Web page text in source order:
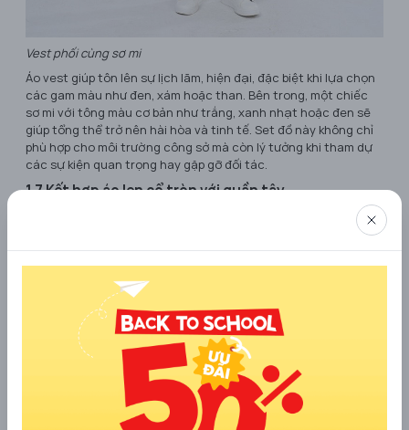
Vest phối cùng sơ mi
Áo vest giúp tôn lên sự lịch lãm, hiện đại, đặc biệt khi lựa chọn
các gam màu như đen, xám hoặc than. Bên trong, một chiếc
sơ mi với tông màu cơ bản như trắng, xanh nhạt hoặc đen sẽ
giúp tổng thể trở nên hài hòa và tinh tế. Set đồ này không chỉ
phù hợp cho môi trường công sở mà còn lý tưởng khi tham dự
các sự kiện quan trọng hay gặp gỡ đối tác.
1.7 Kết hợp áo len cổ tròn với quần tây
Nếu bạn yêu thích phong cách thanh lịch mang hơi hướng Hàn
Quốc, combo áo len cổ tròn và quần tây chắc chắn là lựa chọn
không thể bỏ qua. Sự kết hợp này mang đến vẻ ngoài tinh tế,
hiện đại nhưng vẫn rất nhã nhặn.